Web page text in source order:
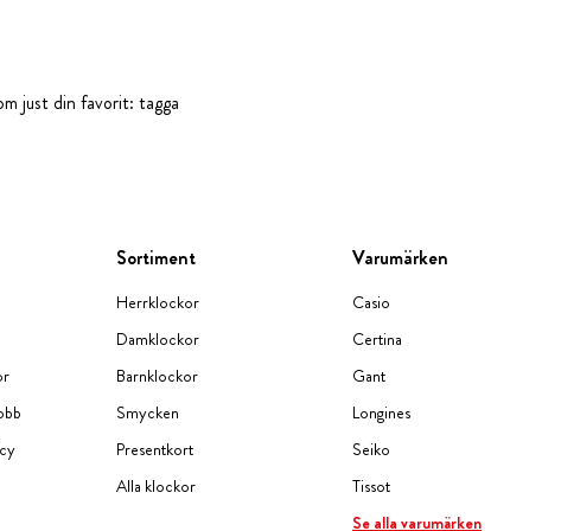
just din favorit: tagga
Sortiment
Herrklockor
Damklockor
Barnklockor
Smycken
Presentkort
Alla klockor
Varumärken
Casio
Certina
Gant
Longines
Seiko
Tissot
Se alla varumärken